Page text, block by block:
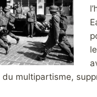
multipartisme,